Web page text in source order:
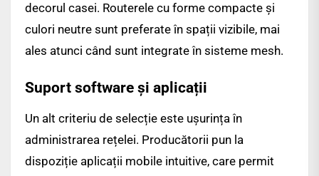
decorul casei. Routerele cu forme compacte și
culori neutre sunt preferate în spații vizibile, mai
ales atunci când sunt integrate în sisteme mesh.
Suport software și aplicații
Un alt criteriu de selecție este ușurința în
administrarea rețelei. Producătorii pun la
dispoziție aplicații mobile intuitive, care permit